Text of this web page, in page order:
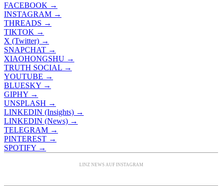
FACEBOOK →
INSTAGRAM →
THREADS →
TIKTOK →
X (Twitter) →
SNAPCHAT →
XIAOHONGSHU →
TRUTH SOCIAL →
YOUTUBE →
BLUESKY →
GIPHY →
UNSPLASH →
LINKEDIN (Insights) →
LINKEDIN (News) →
TELEGRAM →
PINTEREST →
SPOTIFY →
LINZ NEWS AUF INSTAGRAM